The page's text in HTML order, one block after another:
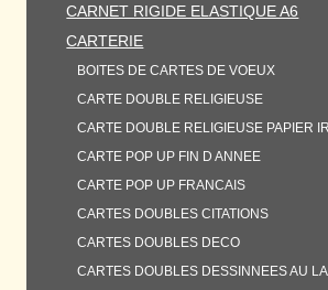
CARNET RIGIDE ELASTIQUE A6
CARTERIE
BOITES DE CARTES DE VOEUX
CARTE DOUBLE RELIGIEUSE
CARTE DOUBLE RELIGIEUSE PAPIER
CARTE POP UP FIN D ANNEE
CARTE POP UP FRANCAIS
CARTES DOUBLES CITATIONS
CARTES DOUBLES DECO
CARTES DOUBLES DESSINNEES AU